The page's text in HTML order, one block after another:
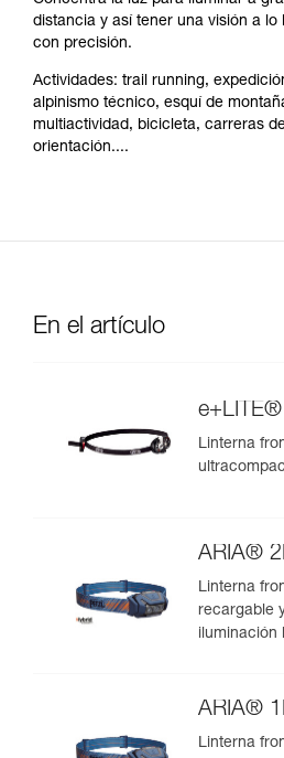
distancia y así tener una visión a lo
con precisión.
Actividades: trail running,
alpinismo técnico, esquí de
multiactividad, bicicleta, carreras
orientación....
En el artículo
e+LITE®
Linterna
ARIA®
Linterna
recargable
iluminación
ARIA®
Linterna